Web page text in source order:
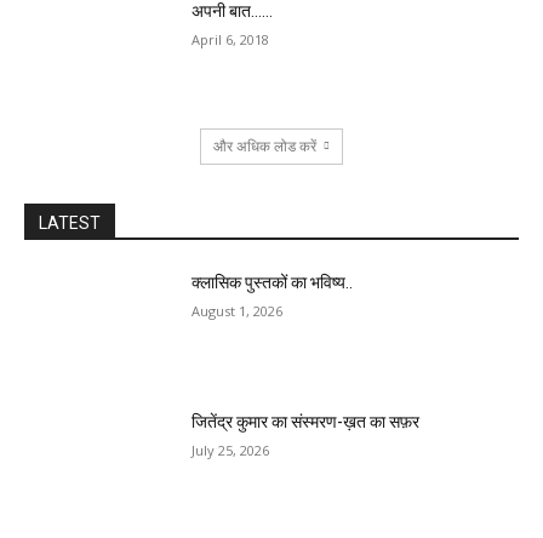
अपनी बात……
April 6, 2018
और अधिक लोड करें
LATEST
क्लासिक पुस्तकों का भविष्य..
August 1, 2026
जितेंद्र कुमार का संस्मरण-ख़त का सफ़र
July 25, 2026